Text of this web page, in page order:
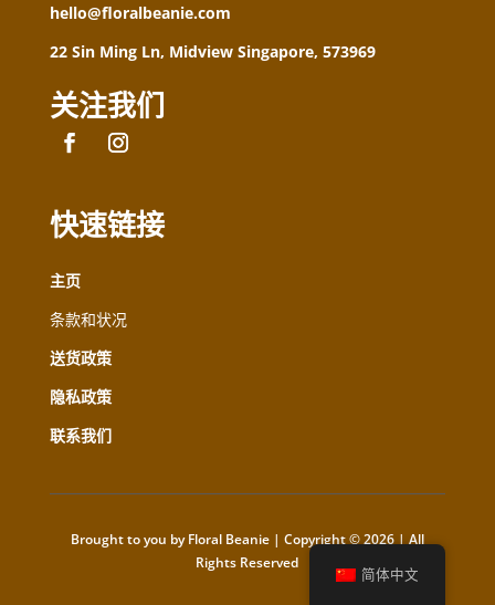
hello@floralbeanie.com
22 Sin Ming Ln, Midview Singapore, 573969
关注我们
快速链接
主页
条款和状况
送货政策
隐私政策
联系我们
Brought to you by Floral Beanie | Copyright © 2026 | All
Rights Reserved
简体中文